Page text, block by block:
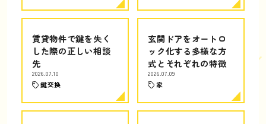
賃貸物件で鍵を失く
した際の正しい相談
先
2026.07.10
鍵交換
玄関ドアをオートロ
ック化する多様な方
式とそれぞれの特徴
2026.07.09
家